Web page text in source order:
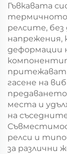
Гъвкавата
термичното
релсите,
напрежения,
деформации
притежават
гасене на
места и
на
релси и
за различни